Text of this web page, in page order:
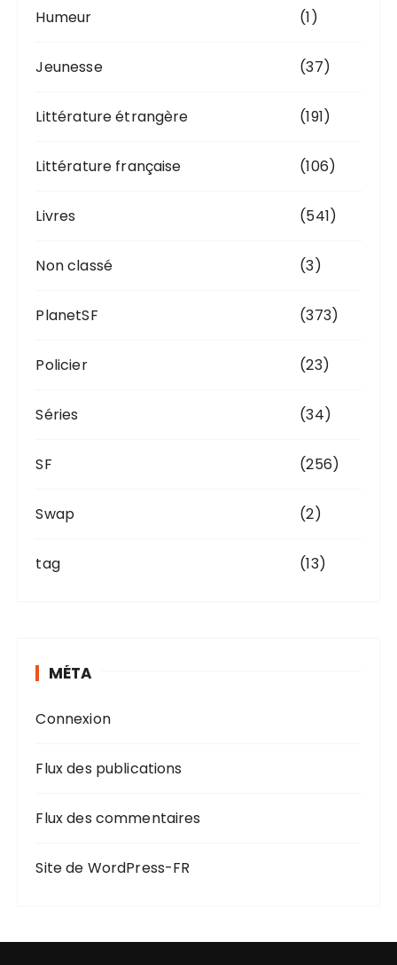
Humeur (1)
Jeunesse (37)
Littérature étrangère (191)
Littérature française (106)
Livres (541)
Non classé (3)
PlanetSF (373)
Policier (23)
Séries (34)
SF (256)
Swap (2)
tag (13)
MÉTA
Connexion
Flux des publications
Flux des commentaires
Site de WordPress-FR